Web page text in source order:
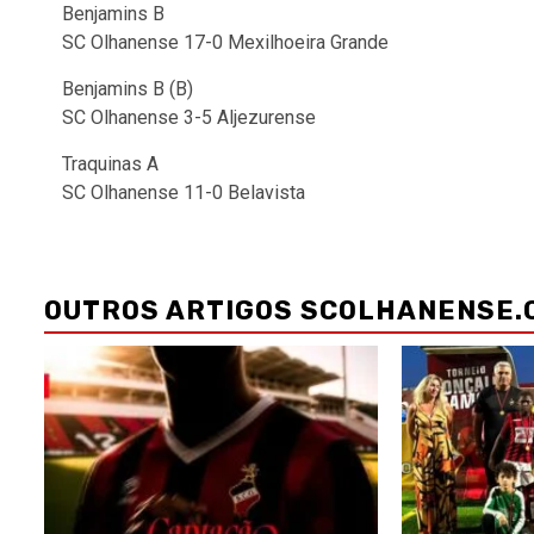
Benjamins B
SC Olhanense 17-0 Mexilhoeira Grande
Benjamins B (B)
SC Olhanense 3-5 Aljezurense
Traquinas A
SC Olhanense 11-0 Belavista
de
artigos
OUTROS ARTIGOS